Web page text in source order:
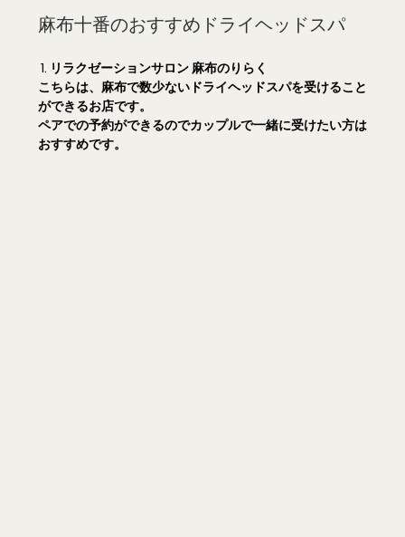
麻布十番のおすすめドライヘッドスパ
1. リラクゼーションサロン 麻布のりらく
こちらは、麻布で数少ないドライヘッドスパを受けること
ができるお店です。
ペアでの予約ができるのでカップルで一緒に受けたい方は
おすすめです。